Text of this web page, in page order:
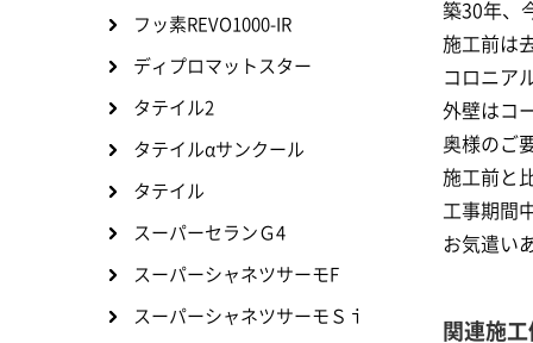
築30年、
施工前は
コロニア
外壁はコ
奥様のご
施工前と
工事期間
お気遣い
関連施工
フッ素REVO1000-IR
ディプロマットスター
タテイル2
タテイルαサンクール
タテイル
スーパーセランＧ4
スーパーシャネツサーモF
スーパーシャネツサーモＳｉ